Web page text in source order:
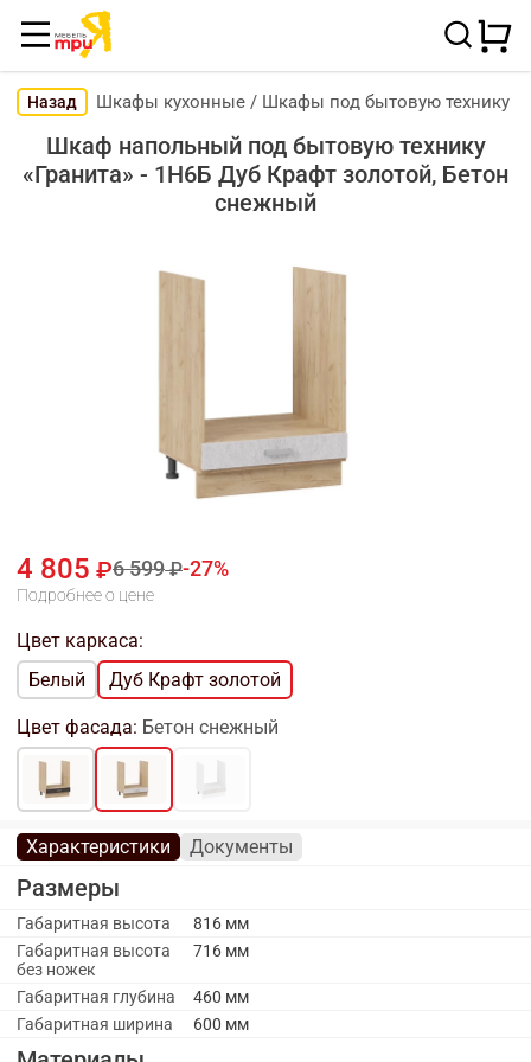
Назад Шкафы кухонные / Шкафы под бытовую технику
Шкаф напольный под бытовую технику
«Гранита» - 1Н6Б Дуб Крафт золотой, Бетон
снежный
4 805 6 599 27
Подробнее о цене
Цвет каркаса:
Белый
Дуб Крафт золотой
Цвет фасада: Бетон снежный
Характеристики Документы
Размеры
Габаритная высота
816 мм
Габаритная высота
без ножек
716 мм
Габаритная глубина
460 мм
Габаритная ширина
600 мм